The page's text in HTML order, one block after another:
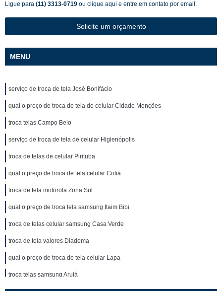
Ligue para (11) 3313-0719 ou clique aqui e entre em contato por email.
Solicite um orçamento
MENU
serviço de troca de tela José Bonifácio
qual o preço de troca de tela de celular Cidade Monções
troca telas Campo Belo
serviço de troca de tela de celular Higienópolis
troca de telas de celular Pirituba
qual o preço de troca de tela celular Cotia
troca de tela motorola Zona Sul
qual o preço de troca tela samsung Itaim Bibi
troca de telas celular samsung Casa Verde
troca de tela valores Diadema
qual o preço de troca de tela celular Lapa
troca telas samsung Arujá